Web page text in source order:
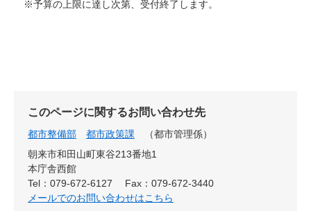
※予算の上限に達し次第、受付終了します。
このページに関するお問い合わせ先
都市整備部 都市政策課
都市管理係
朝来市和田山町東谷213番地1
本庁舎西館
Tel：079-672-6127
Fax：079-672-3440
メールでのお問い合わせはこちら